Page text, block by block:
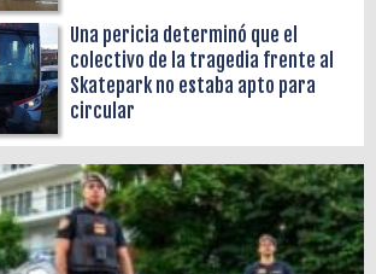
Una pericia determinó que el
colectivo de la tragedia frente al
Skatepark no estaba apto para
circular